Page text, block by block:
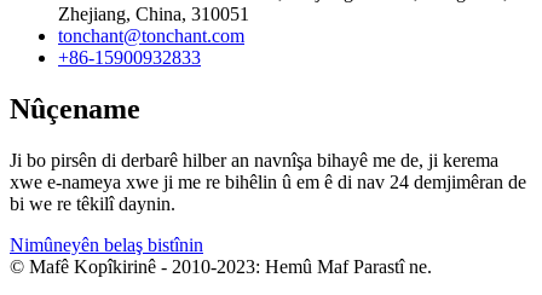
Zhejiang, China, 310051
tonchant@tonchant.com
+86-15900932833
Nûçename
Ji bo pirsên di derbarê hilber an navnîşa bihayê me de, ji kerema
xwe e-nameya xwe ji me re bihêlin û em ê di nav 24 demjimêran de
bi we re têkilî daynin.
Nimûneyên belaş bistînin
© Mafê Kopîkirinê - 2010-2023: Hemû Maf Parastî ne.